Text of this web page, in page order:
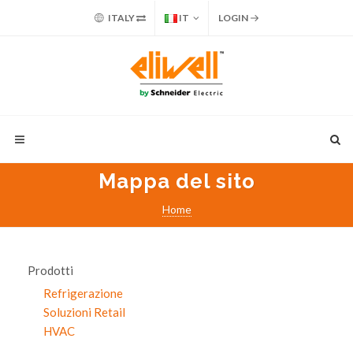
ITALY IT LOGIN
Mappa del sito
Home
Prodotti
Refrigerazione
Soluzioni Retail
HVAC